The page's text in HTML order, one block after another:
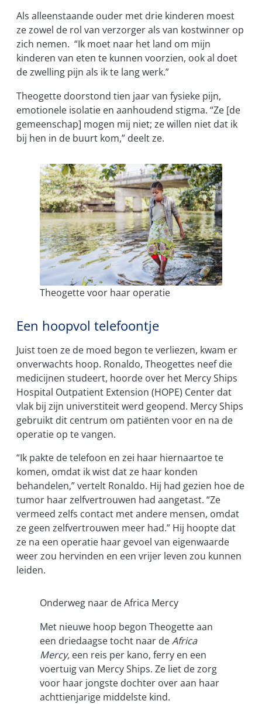
Als alleenstaande ouder met drie kinderen moest
ze zowel de rol van verzorger als van kostwinner op
zich nemen. “Ik moet naar het land om mijn
kinderen van eten te kunnen voorzien, ook al doet
de zwelling pijn als ik te lang werk.”
Theogette doorstond tien jaar van fysieke pijn,
emotionele isolatie en aanhoudend stigma. “Ze [de
gemeenschap] mogen mij niet; ze willen niet dat ik
bij hen in de buurt kom,” deelt ze.
Theogette voor haar operatie
Een hoopvol telefoontje
Juist toen ze de moed begon te verliezen, kwam er
onverwachts hoop. Ronaldo, Theogettes neef die
medicijnen studeert, hoorde over het Mercy Ships
Hospital Outpatient Extension (HOPE) Center dat
vlak bij zijn universtiteit werd geopend. Mercy Ships
gebruikt dit centrum om patiënten voor en na de
operatie op te vangen.
“Ik pakte de telefoon en zei haar hiernaartoe te
komen, omdat ik wist dat ze haar konden
behandelen,” vertelt Ronaldo. Hij had gezien hoe de
tumor haar zelfvertrouwen had aangetast. “Ze
vermeed zelfs contact met andere mensen, omdat
ze geen zelfvertrouwen meer had.” Hij hoopte dat
ze na een operatie haar gevoel van eigenwaarde
weer zou hervinden en een vrijer leven zou kunnen
leiden.
Onderweg naar de Africa Mercy
Met nieuwe hoop begon Theogette aan
een driedaagse tocht naar deAfrica
Mercy, een reis per kano, ferry en een
voertuig van Mercy Ships. Ze liet de zorg
voor haar jongste dochter over aan haar
achttienjarige middelste kind.